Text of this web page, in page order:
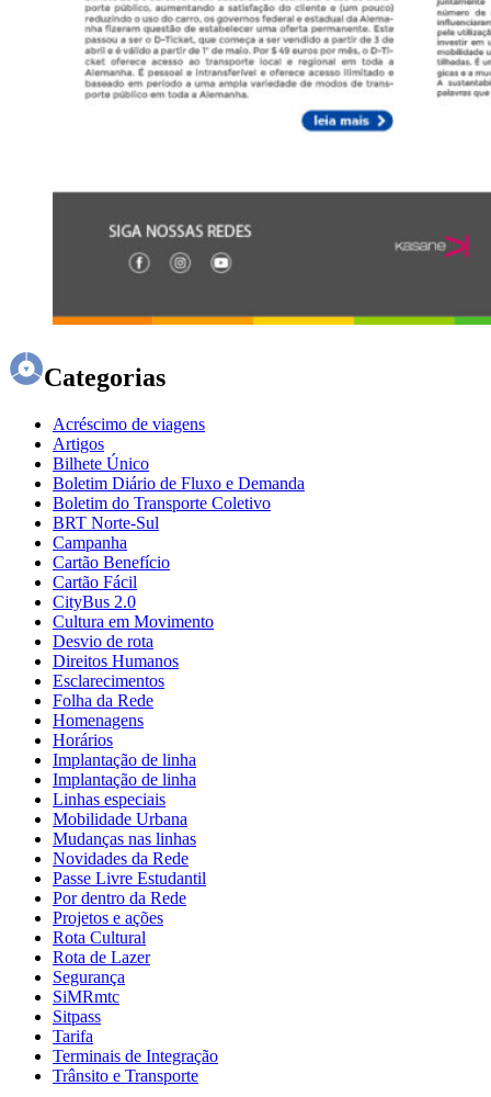
Categorias
Acréscimo de viagens
Artigos
Bilhete Único
Boletim Diário de Fluxo e Demanda
Boletim do Transporte Coletivo
BRT Norte-Sul
Campanha
Cartão Benefício
Cartão Fácil
CityBus 2.0
Cultura em Movimento
Desvio de rota
Direitos Humanos
Esclarecimentos
Folha da Rede
Homenagens
Horários
Implantação de linha
Implantação de linha
Linhas especiais
Mobilidade Urbana
Mudanças nas linhas
Novidades da Rede
Passe Livre Estudantil
Por dentro da Rede
Projetos e ações
Rota Cultural
Rota de Lazer
Segurança
SiMRmtc
Sitpass
Tarifa
Terminais de Integração
Trânsito e Transporte